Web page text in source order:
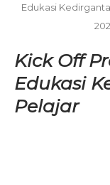
Edukasi
Kick Off
Edukasi
Pelajar